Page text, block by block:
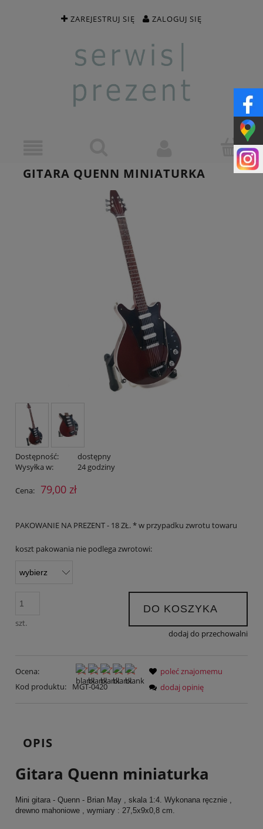
ZAREJESTRUJ SIĘ ZALOGUJ SIĘ
GITARA QUENN MINIATURKA
Dostępność:
dostępny
Wysyłka w:
24 godziny
Cena: 79,00 zł
PAKOWANIE NA PREZENT - 18 ZŁ. * w przypadku zwrotu towaru
koszt pakowania nie podlega zwrotowi:
szt.
DO KOSZYKA
dodaj do przechowalni
Ocena:
Kod produktu:
MGT-0420
poleć znajomemu
dodaj opinię
OPIS
Gitara Quenn miniaturka
Mini gitara - Quenn - Brian May , skala 1:4. Wykonana ręcznie ,
drewno mahoniowe , wymiary : 27,5x9x0,8 cm.